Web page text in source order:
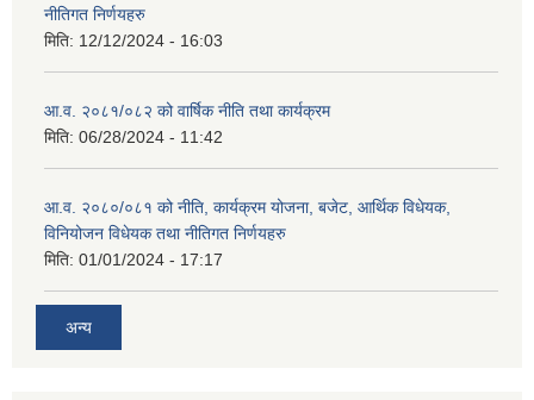
नीतिगत निर्णयहरु
मिति: 12/12/2024 - 16:03
आ.व. २०८१/०८२ को वार्षिक नीति तथा कार्यक्रम
मिति: 06/28/2024 - 11:42
आ.व. २०८०/०८१ को नीति, कार्यक्रम योजना, बजेट, आर्थिक विधेयक,
विनियोजन विधेयक तथा नीतिगत निर्णयहरु
मिति: 01/01/2024 - 17:17
अन्य